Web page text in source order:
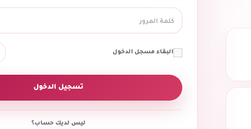
البقاء مسجل الدخول
تسجيل الدخول
ليس لديك حساب؟